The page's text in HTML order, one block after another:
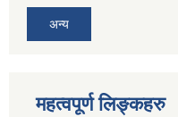
अन्य
महत्वपूर्ण लिङ्कहरु